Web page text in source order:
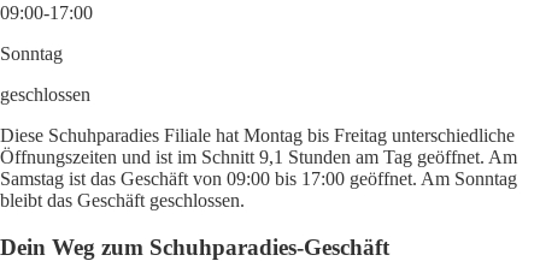
09:00-17:00
Sonntag
geschlossen
Diese Schuhparadies Filiale hat Montag bis Freitag unterschiedliche
Öffnungszeiten und ist im Schnitt 9,1 Stunden am Tag geöffnet. Am
Samstag ist das Geschäft von 09:00 bis 17:00 geöffnet. Am Sonntag
bleibt das Geschäft geschlossen.
Dein Weg zum Schuhparadies-Geschäft